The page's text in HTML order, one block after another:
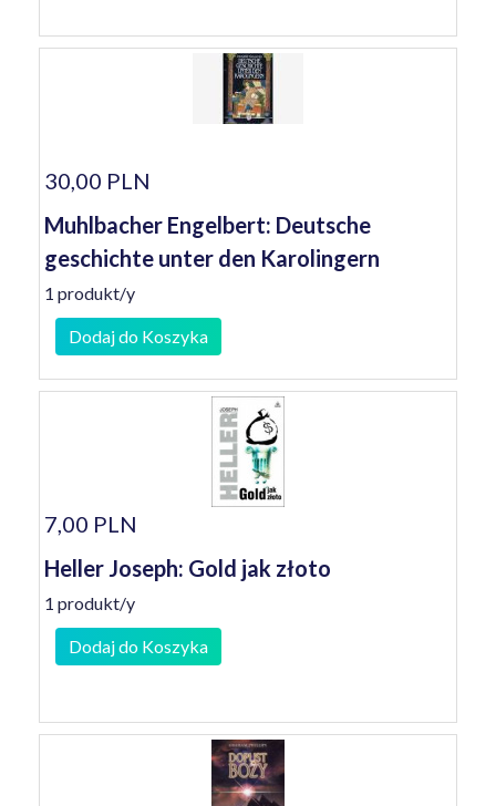
30,00 PLN
Muhlbacher Engelbert: Deutsche
geschichte unter den Karolingern
1 produkt/y
Dodaj do Koszyka
7,00 PLN
Heller Joseph: Gold jak złoto
1 produkt/y
Dodaj do Koszyka